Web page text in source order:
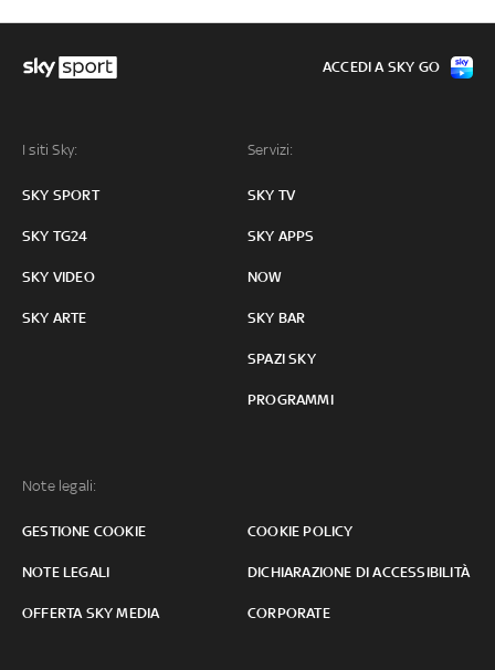
I siti Sky:
SKY SPORT
SKY TG24
SKY VIDEO
SKY ARTE
Servizi:
SKY TV
SKY APPS
NOW
SKY BAR
SPAZI SKY
PROGRAMMI
Note legali:
GESTIONE COOKIE COOKIE POLICY
NOTE LEGALI DICHIARAZIONE DI ACCESSIBILITÀ
OFFERTA SKY MEDIA CORPORATE
ACCEDI A SKY GO